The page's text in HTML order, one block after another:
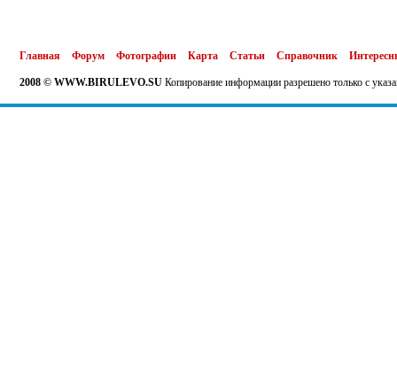
Главная Форум Фотографии Карта Статьи Справочник
2008 © WWW.BIRULEVO.SU Копирование информации разрешено только с